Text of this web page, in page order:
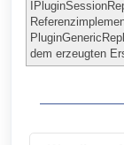
dem erzeugten